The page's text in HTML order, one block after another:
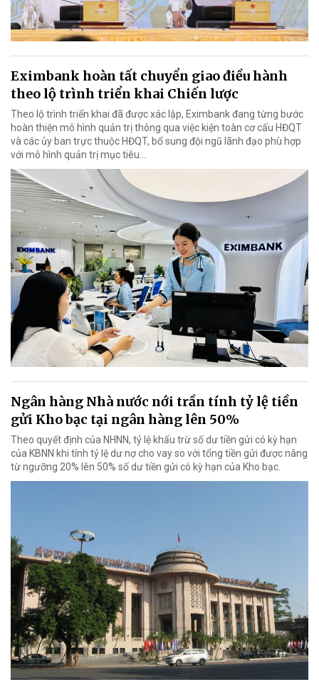
Eximbank hoàn tất chuyển giao điều hành
theo lộ trình triển khai Chiến lược
Theo lộ trình triển khai đã được xác lập, Eximbank đang từng bước
hoàn thiện mô hình quản trị thông qua việc kiện toàn cơ cấu HĐQT
và các ủy ban trực thuộc HĐQT, bổ sung đội ngũ lãnh đạo phù hợp
với mô hình quản trị mục tiêu...
Ngân hàng Nhà nước nới trần tính tỷ lệ tiền
gửi Kho bạc tại ngân hàng lên 50%
Theo quyết định của NHNN, tỷ lệ khấu trừ số dư tiền gửi có kỳ hạn
của KBNN khi tính tỷ lệ dư nợ cho vay so với tổng tiền gửi được nâng
từ ngưỡng 20% lên 50% số dư tiền gửi có kỳ hạn của Kho bạc.